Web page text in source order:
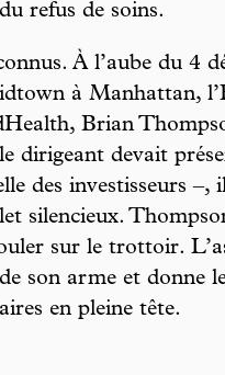
refus de soins.
À l’aube du 4
à Manhattan,
Brian
dirigeant devait
des investisseurs –,
silencieux.
sur le trottoir.
son arme et donne
en pleine tête.